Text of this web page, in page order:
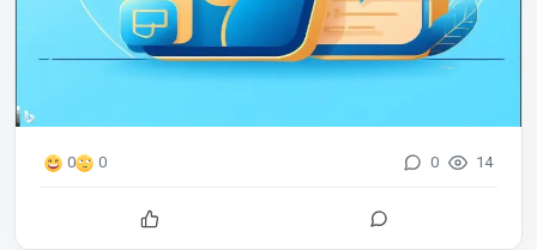
0 0 0 14